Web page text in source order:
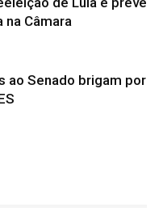
na Câmara
ao Senado brigam por